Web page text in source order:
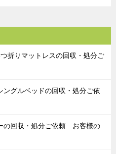
折りマットレスの回収・処分ご
ングルベッドの回収・処分ご依
の回収・処分ご依頼 お客様の